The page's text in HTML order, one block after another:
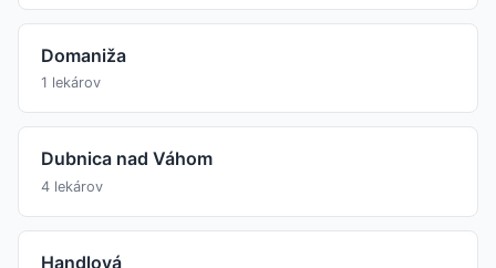
Domaniža
1 lekárov
Dubnica nad Váhom
4 lekárov
Handlová